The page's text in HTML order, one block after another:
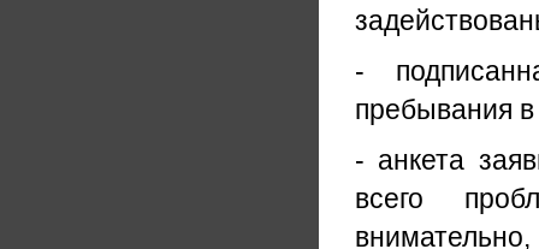
-
пребывания
- анкета
всего